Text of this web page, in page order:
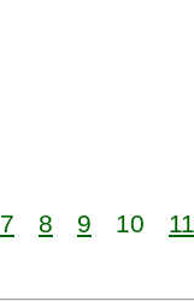
7 8 9 10 11